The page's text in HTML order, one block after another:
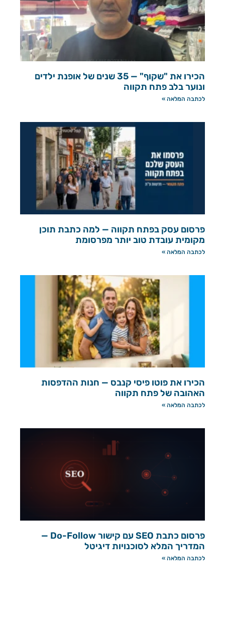
הכירו את "שקוף" — 35 שנים של אופנת ילדים
ונוער בלב פתח תקווה
לכתבה המלאה »
פרסום עסק בפתח תקווה — למה כתבת תוכן
מקומית עובדת טוב יותר מפרסומת
לכתבה המלאה »
הכירו את פוטו פיסי קנבס — חנות ההדפסות
האהובה של פתח תקווה
לכתבה המלאה »
פרסום כתבת SEO עם קישור Do-Follow —
המדריך המלא לסוכנויות דיגיטל
לכתבה המלאה »